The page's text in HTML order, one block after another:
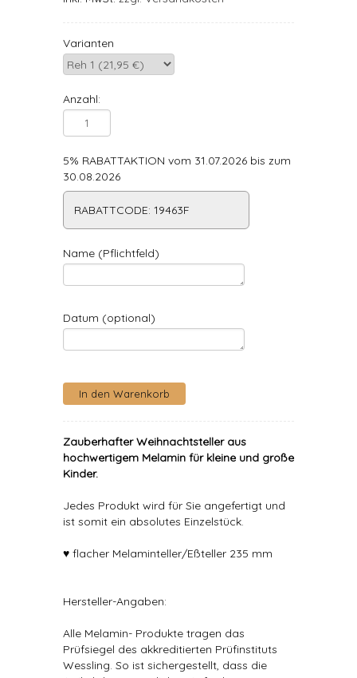
Varianten
Anzahl:
5% RABATTAKTION vom 31.07.2026 bis zum
30.08.2026
RABATTCODE: 19463F
Name (Pflichtfeld)
Datum (optional)
Zauberhafter Weihnachtsteller aus
hochwertigem Melamin für kleine und große
Kinder.
Jedes Produkt wird für Sie angefertigt und
ist somit ein absolutes Einzelstück.
♥ flacher Melaminteller/Eßteller 235 mm
Hersteller-Angaben:
Alle Melamin- Produkte tragen das
Prüfsiegel des akkreditierten Prüfinstituts
Wessling. So ist sichergestellt, dass die